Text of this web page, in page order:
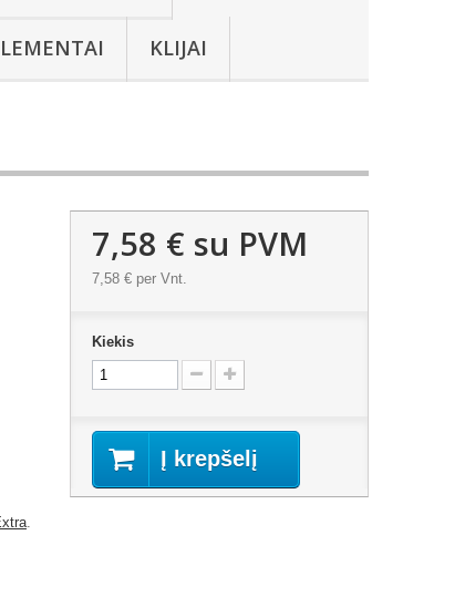
KLIJAI
.
7,58 € su PVM
7,58 €per Vnt.
Kiekis
Į krepšelį